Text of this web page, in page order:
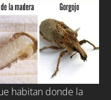
habitan donde la